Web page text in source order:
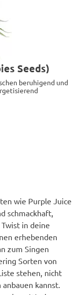
Seeds)
beruhigend und
wie Purple Juice
schmackhaft,
in deine
erhebenden
zum Singen
Sorten von
stehen, nicht
kannst.